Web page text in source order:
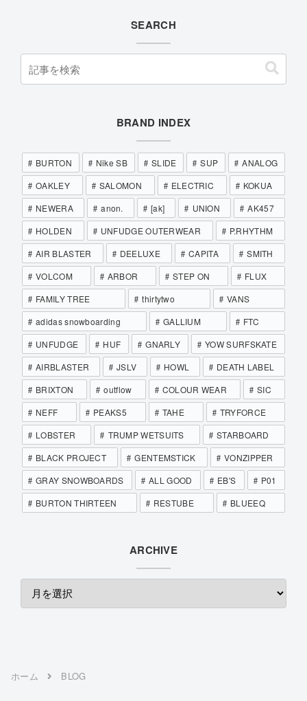
SEARCH
BRAND INDEX
BURTON Nike SB SLIDE SUP
ANALOG
OAKLEY
SALOMON ELECTRIC
KOKUA
NEWERA
anon. [ak] UNION
AK457
HOLDEN
UNFUDGE OUTERWEAR
P.RHYTHM
AIR BLASTER
DEELUXE CAPITA
SMITH
VOLCOM
ARBOR STEP ON
FLUX
FAMILY TREE
thirtytwo
VANS
adidas snowboarding
GALLIUM
FTC
UNFUDGE
HUF GNARLY
YOW SURFSKATE
AIRBLASTER
JSLV HOWL
DEATH LABEL
BRIXTON
outflow COLOUR WEAR
SIC
NEFF
PEAKS5 TAHE
TRYFORCE
LOBSTER
TRUMP WETSUITS
STARBOARD
BLACK PROJECT
GENTEMSTICK
VONZIPPER
GRAY SNOWBOARDS
ALL GOOD EB'S
P01
BURTON THIRTEEN
RESTUBE BLUEEQ
ARCHIVE
ホーム BLOG